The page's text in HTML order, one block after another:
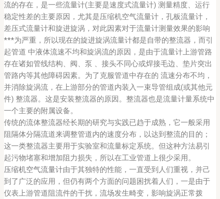
流的存在，是一些流量计(主要是速度式流量计) 测量精度、运行
稳定性差的主要原因，尤其是压缩机空气流量计，孔板流量计，
差压式流量计和旋进旋涡，对此因素对于流量计测量效果的影响
***为严重，所以现在的旋进旋涡流量计都是自带的整流器，而引
起管道 中液体流速不均和旋涡流的原因，是由于流量计上游管路
存在诸如管线结构、阀、泵 、接头不同心或焊接毛边、垫片突出
管路内等其他障碍因素。为了克服管道中存在的 流速分布不均，
并消除旋涡流，在上游部分的管道内装入一束导管组成(或其他元
件) 整流器。这是安装整流器的原因。整流器也是流量计量系统中
一个主要的附属设备。
传统的流体整流器经长期的研究与实践已趋于成熟，它一般采用
阻隔体分隔流道来调整管道内的速度分布，以达到整流的目的；
这一类整流器主要用于实验室和流量标定系统。但这种方法易引
起污物堵塞和增加阻力损失，所以在工业管道上很少采用。
压缩机空气流量计由于其独特的性能，一直受到人们重视，并己
到了广泛的应用，但仍有两个方面的问题困扰着人们，一是由于
仪表上游管道阻流件的干扰，流场发生畸变，影响旋涡正常拨